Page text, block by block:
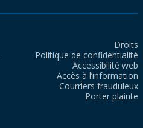
Droits
Politique de confidentialité
Accessibilité web
Accès à l’information
Courriers frauduleux
Porter plainte